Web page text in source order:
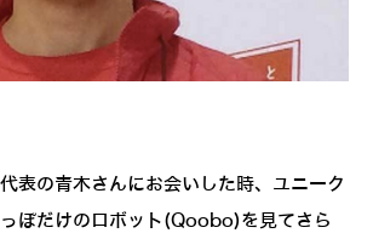
表の青木さんにお会いした時、ユニーク
ぽだけのロボット(Qoobo)を見てさら